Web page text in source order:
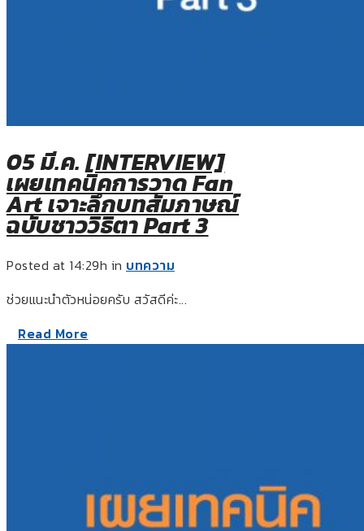
05 มี.ค. [INTERVIEW]
เผยเทคนิคการวาด Fan
Art เจาะลึกบทสัมภาษณ์
ฉบับชาววิธิตา Part 3
Posted at 14:29h in บทความ
ช่วยแนะนำตัวหน่อยครับ สวัสดีค่ะ...
Read More